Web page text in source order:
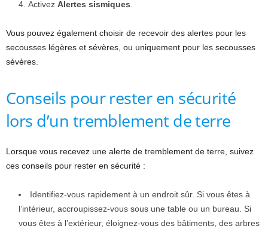
Activez Alertes sismiques
Vous pouvez également choisir de recevoir des alertes pour les
secousses légères et sévères, ou uniquement pour les secousses
sévères.
Conseils pour rester en sécurité
lors d’un tremblement de terre
Lorsque vous recevez une alerte de tremblement de terre, suivez
ces conseils pour rester en sécurité :
Identifiez-vous rapidement à un endroit sûr. Si vous êtes à
l’intérieur, accroupissez-vous sous une table ou un bureau. Si
vous êtes à l’extérieur, éloignez-vous des bâtiments, des arbres